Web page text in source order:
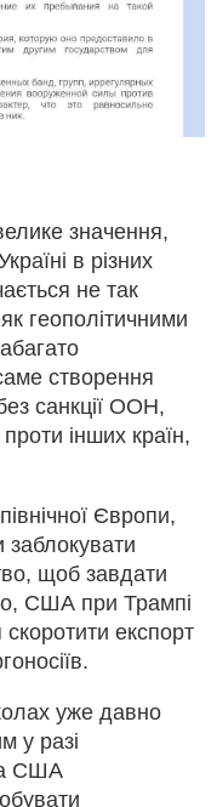
значення,
в різних
не так
геополітичними
створення
санкції ООН,
інших країн,
Європи,
заблокувати
щоб завдати
США при Трампі
експорт
уже давно
у разі
США